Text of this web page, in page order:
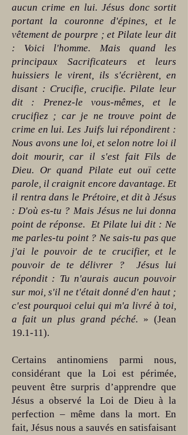
aucun crime en lui. Jésus donc sortit
portant la couronne d'épines, et le
vêtement de pourpre ; et Pilate leur dit
: Voici l'homme. Mais quand les
principaux Sacrificateurs et leurs
huissiers le virent, ils s'écrièrent, en
disant : Crucifie, crucifie. Pilate leur
dit : Prenez-le vous-mêmes, et le
crucifiez ; car je ne trouve point de
crime en lui. Les Juifs lui répondirent :
Nous avons une loi, et selon notre loi il
doit mourir, car il s'est fait Fils de
Dieu. Or quand Pilate eut ouï cette
parole, il craignit encore davantage. Et
il rentra dans le Prétoire, et dit à Jésus
: D'où es-tu ? Mais Jésus ne lui donna
point de réponse. Et Pilate lui dit : Ne
me parles-tu point ? Ne sais-tu pas que
j'ai le pouvoir de te crucifier, et le
pouvoir de te délivrer ? Jésus lui
répondit : Tu n'aurais aucun pouvoir
sur moi, s'il ne t'était donné d'en haut ;
c'est pourquoi celui qui m'a livré à toi,
a fait un plus grand péché. » (Jean
19.1-11).
Certains antinomiens parmi nous,
considérant que la Loi est périmée,
peuvent être surpris d’apprendre que
Jésus a observé la Loi de Dieu à la
perfection – même dans la mort. En
fait, Jésus nous a sauvés en satisfaisant